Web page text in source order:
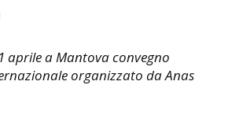
aprile a Mantova convegno
organizzato da Anas